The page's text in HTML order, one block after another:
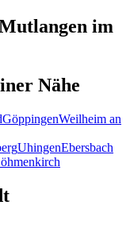
im
Nähe
GöppingenWeilheim an
UhingenEbersbach